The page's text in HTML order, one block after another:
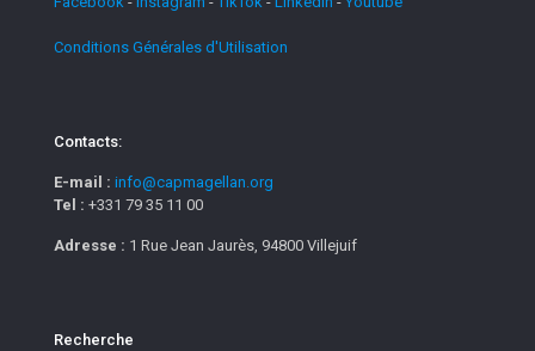
Conditions Générales d'Utilisation
Contacts:
E-mail : info@capmagellan.org
Tel : +331 79 35 11 00
Adresse : 1 Rue Jean Jaurès, 94800 Villejuif
Recherche